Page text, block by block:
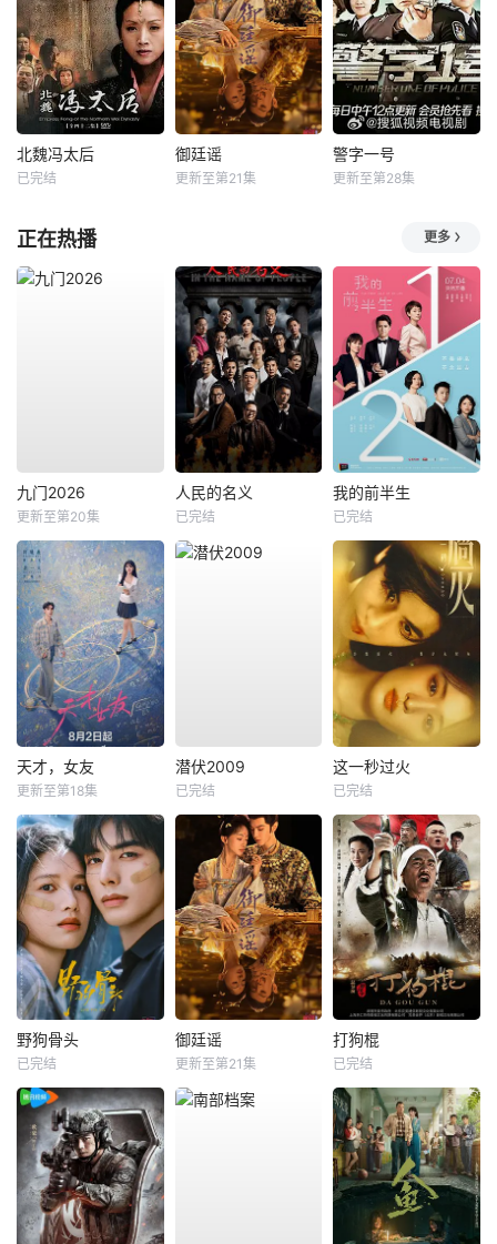
北魏冯太后
已完结
御廷谣
更新至第21集
警字一号
更新至第28集
正在热播 更多
九门2026
更新至第20集
人民的名义
已完结
我的前半生
已完结
天才，女友
更新至第18集
潜伏2009
已完结
这一秒过火
已完结
野狗骨头
已完结
御廷谣
更新至第21集
打狗棍
已完结